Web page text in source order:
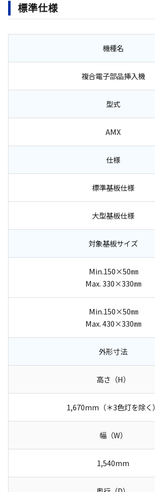
標準仕様
機種名
複合電子部品挿入機
型式
AMX
仕様
標準基板仕様
大型基板仕様
対象基板サイズ
Min.150×50㎜
Max. 330×330㎜
Min.150×50㎜
Max. 430×330㎜
外形寸法
高さ（H）
1,670mm（＊3色灯を除く）
幅（W）
1,540mm